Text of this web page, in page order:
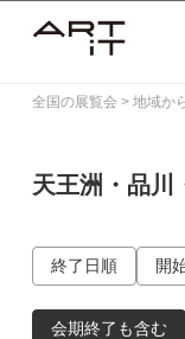
全国の展覧会 > 地域か
天王洲・品川
終了日順 開
会期終了も含む